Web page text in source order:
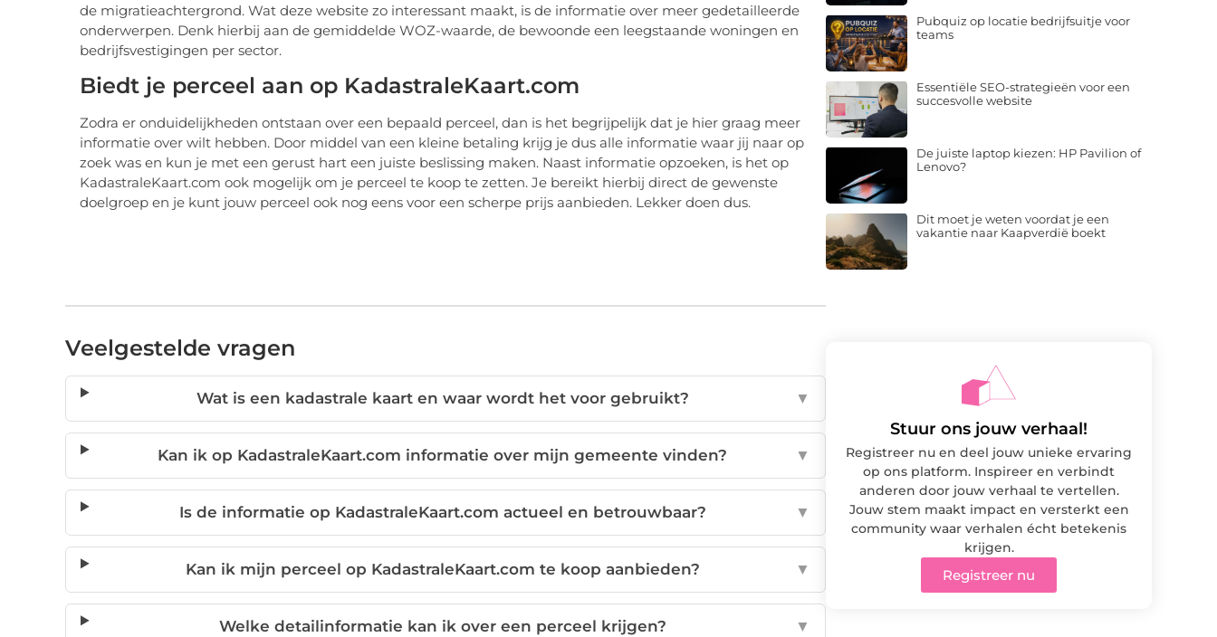
de migratieachtergrond. Wat deze website zo interessant maakt, is de informatie over meer gedetailleerde
onderwerpen. Denk hierbij aan de gemiddelde WOZ-waarde, de bewoonde een leegstaande woningen en
bedrijfsvestigingen per sector.
Biedt je perceel aan op KadastraleKaart.com
Zodra er onduidelijkheden ontstaan over een bepaald perceel, dan is het begrijpelijk dat je hier graag meer
informatie over wilt hebben. Door middel van een kleine betaling krijg je dus alle informatie waar jij naar op
zoek was en kun je met een gerust hart een juiste beslissing maken. Naast informatie opzoeken, is het op
KadastraleKaart.com ook mogelijk om je perceel te koop te zetten. Je bereikt hierbij direct de gewenste
doelgroep en je kunt jouw perceel ook nog eens voor een scherpe prijs aanbieden. Lekker doen dus.
Veelgestelde vragen
Wat is een kadastrale kaart en waar wordt het voor gebruikt? ▼
Kan ik op KadastraleKaart.com informatie over mijn gemeente vinden? ▼
Is de informatie op KadastraleKaart.com actueel en betrouwbaar? ▼
Kan ik mijn perceel op KadastraleKaart.com te koop aanbieden? ▼
Welke detailinformatie kan ik over een perceel krijgen? ▼
Pubquiz op locatie bedrijfsuitje voor
teams
Essentiële SEO-strategieën voor een
succesvolle website
De juiste laptop kiezen: HP Pavilion of
Lenovo?
Dit moet je weten voordat je een
vakantie naar Kaapverdië boekt
Stuur ons jouw verhaal!
Registreer nu en deel jouw unieke ervaring
op ons platform. Inspireer en verbindt
anderen door jouw verhaal te vertellen.
Jouw stem maakt impact en versterkt een
community waar verhalen écht betekenis
krijgen.
Registreer nu